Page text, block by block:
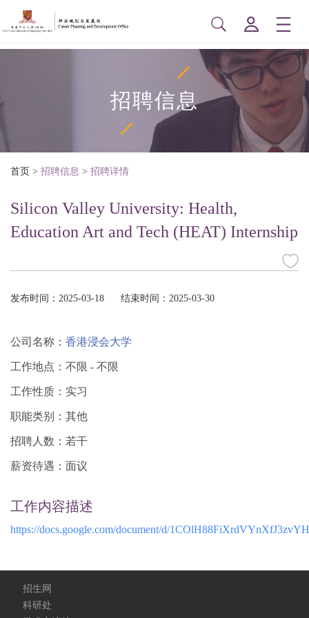
招聘信息
首页 > 招聘信息 > 招聘详情
Silicon Valley University: Health,
Education Art and Tech (HEAT) Internship
发布时间：2025-03-18 结束时间：2025-03-30
公司名称： 香港浸会大学
工作地点：不限 - 不限
工作性质：实习
职能类别：其他
招聘人数：若干
薪资待遇：面议
工作内容描述
https://docs.google.com/document/d/
招生网
科研处